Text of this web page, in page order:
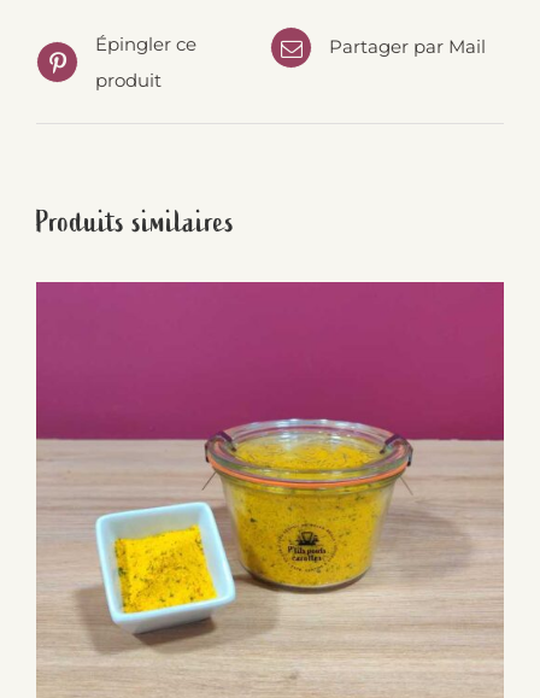
Épingler ce
produit
Partager par Mail
Produits similaires